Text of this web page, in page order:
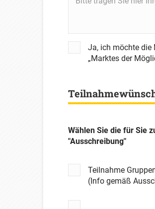
Ja, ich möchte die
„Marktes der
Wählen Sie die für Sie
"Ausschreibung"
Teilnahme
(Info gemäß